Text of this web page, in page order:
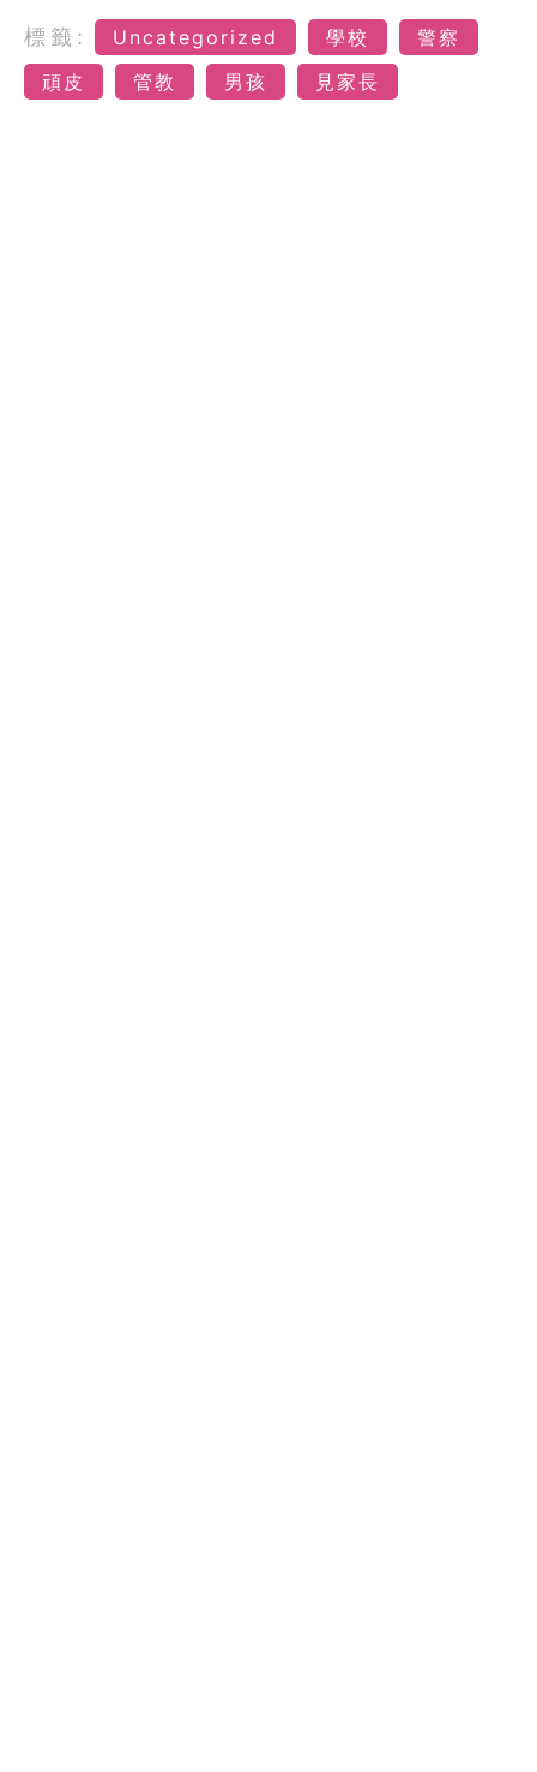
標籤: Uncategorized 學校
警察
頑皮
管教 男孩 見家長